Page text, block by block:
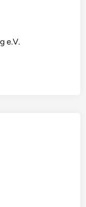
e.V.